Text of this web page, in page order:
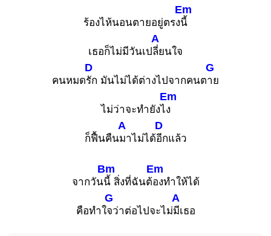
ร้องไห้นอนตายอยู่ตรง
Em
นี้
เธอก็ไม่มีวันเป
A
ลี่ยนใจ
คนหมด
D
รัก มันไม่ได้ต่างไปจากคนต
G
าย
ไม่ว่าจะทำยังไ
Em
ง
ก็ฟื้นคืน
A
มาไม่ได้
D
อีกแล้ว
จากวัน
Bm
นี้ สิ่งที่ฉันต้
Em
องทำให้ได้
คือทำใ
G
จว่าต่อไปจะไม่
A
มีเธอ